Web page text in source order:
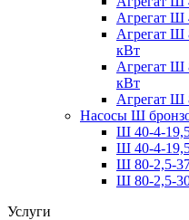
Агрегат Ш
Агрегат Ш
кВт
Агрегат Ш
кВт
Агрегат Ш
Насосы Ш
Ш 40-4-
Ш 40-4-
Ш 80-2,5-
Ш 80-2,5-
Услуги